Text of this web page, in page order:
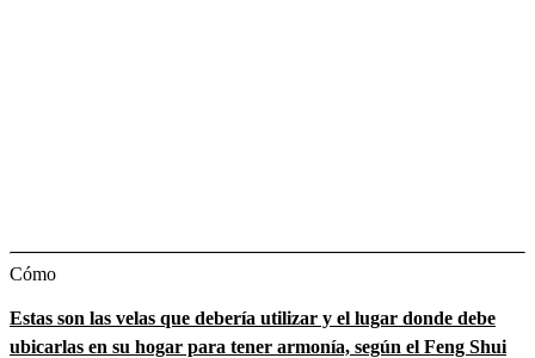
Cómo
Estas son las velas que debería utilizar y el lugar donde debe
ubicarlas en su hogar para tener armonía, según el Feng Shui